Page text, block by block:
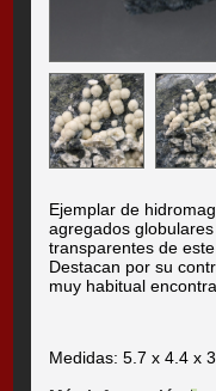
Ejemplar de
agregados
transparentes de
Destacan por su
muy habitual
Medidas: 5.7 x 4.4 x